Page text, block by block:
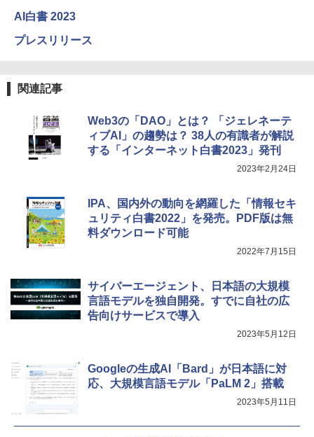
AI白書 2023
プレスリリース
関連記事
Web3の「DAO」とは？ 「ジェレネーテ
ィブAI」の趨勢は？ 38人の有識者が解説
する「インターネット白書2023」発刊
2023年2月24日
IPA、国内外の動向を網羅した「情報セキ
ュリティ白書2022」を発売。PDF版は無
料ダウンロード可能
2022年7月15日
サイバーエージェント、日本語の大規模
言語モデルを独自開発。すでに自社の広
告向けサービスで導入
2023年5月12日
Googleの生成AI「Bard」が日本語に対
応、大規模言語モデル「PaLM 2」搭載
2023年5月11日